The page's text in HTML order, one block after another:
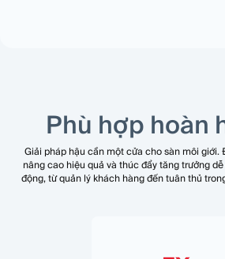
Phù hợp hoàn
Giải pháp hậu cần một cửa cho sàn môi giới.
nâng cao hiệu quả và thúc đẩy tăng trưởng
động, từ quản lý khách hàng đến tuân thủ